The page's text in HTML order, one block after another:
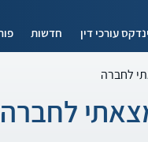
עורכי דין חדשות
לחברה
לחברה